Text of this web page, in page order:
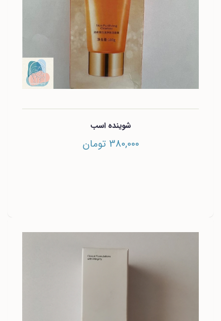
شوینده اسب
380,000 تومان